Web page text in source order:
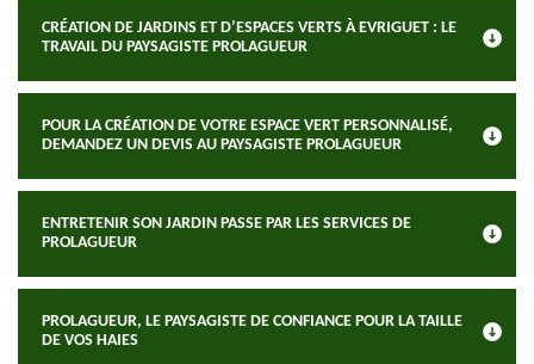
CRÉATION DE JARDINS ET D’ESPACES VERTS À EVRIGUET : LE
TRAVAIL DU PAYSAGISTE PROLAGUEUR
POUR LA CRÉATION DE VOTRE ESPACE VERT PERSONNALISÉ,
DEMANDEZ UN DEVIS AU PAYSAGISTE PROLAGUEUR
ENTRETENIR SON JARDIN PASSE PAR LES SERVICES DE
PROLAGUEUR
PROLAGUEUR, LE PAYSAGISTE DE CONFIANCE POUR LA TAILLE
DE VOS HAIES